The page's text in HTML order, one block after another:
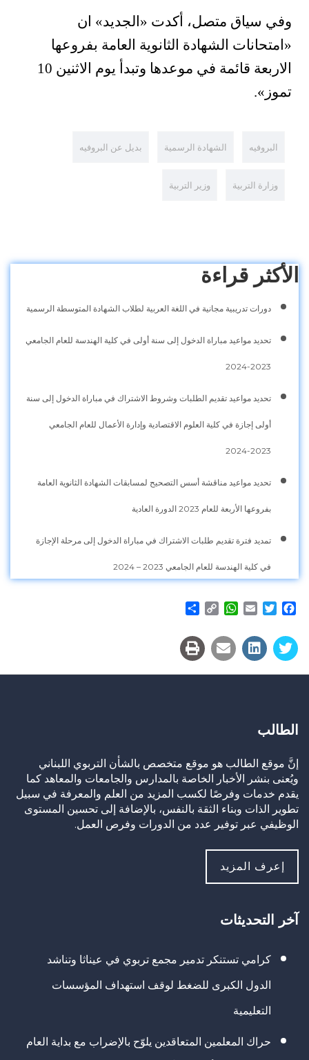
وفي سياق متصل، أكدت «الجديد» ان
«امتحانات الشهادة الثانوية العامة بفروعها
الاربعة قائمة في موعدها وتبدأ يوم الاثنين 10
تموز».
البروفيه الشهادة الرسمية بديل عن البروفيه
وزارة التربية وزير التربية
الأكثر قراءة
دورات تدريبية مجانية في اللغة العربية لطلاب الشهادة المتوسطة الرسمية
تحديد مواعيد مباراة الدخول إلى سنة أولى في كلية الهندسة للعام الجامعي
2023-2024
تحديد مواعيد تقديم الطلبات وشروط الاشتراك في مباراة الدخول إلى سنة
أولى إجازة في كلية العلوم الاقتصادية وإدارة الأعمال للعام الجامعي
2023-2024
تحديد مواعيد مناقشة أسس التصحيح لمسابقات الشهادة الثانوية العامة
بفروعها الأربعة للعام 2023 الدورة العادية
تمديد فترة تقديم طلبات الاشتراك في مباراة الدخول إلى مرحلة الإجازة
في كلية الهندسة للعام الجامعي 2023 – 2024
Facebook
Twitter
Email
WhatsApp
Copy
الطالب
إنَّ موقع الطالب هو موقع متخصص بالشأن التربوي اللبناني
ويُعنى بنشر الأخبار الخاصة بالمدارس والجامعات والمعاهد كما
يقدم خدمات وفرصًا لكسب المزيد من العلم والمعرفة في سبيل
تطوير الذات وبناء الثقة بالنفس، بالإضافة إلى تحسين المستوى
الوظيفي عبر توفير عدد من الدورات وفرص العمل.
إعرف المزيد
آخر التحديثات
كرامي تستنكر تدمير مجمع تربوي في عيناثا وتناشد
الدول الكبرى للضغط لوقف استهداف المؤسسات
التعليمية
حراك المعلمين المتعاقدين يلوّح بالإضراب مع بداية العام